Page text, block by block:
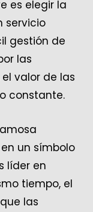
es elegir la
servicio
gestión de
las
valor de las
constante.
un símbolo
líder en
tiempo, el
las